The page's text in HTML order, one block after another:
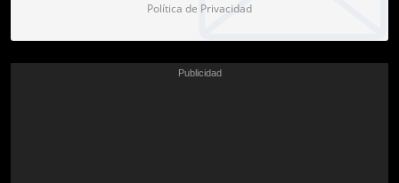
Política de Privacidad